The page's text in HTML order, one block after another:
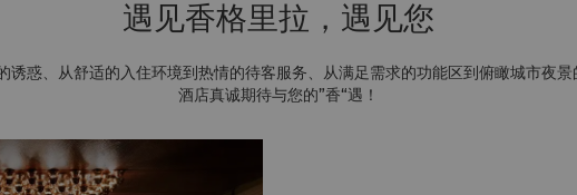
遇见香格里拉，遇见您
诱惑、从舒适的入住环境到热情的待客服务、从满足需求的功能区到俯瞰城市夜景
酒店真诚期待与您的”香“遇！